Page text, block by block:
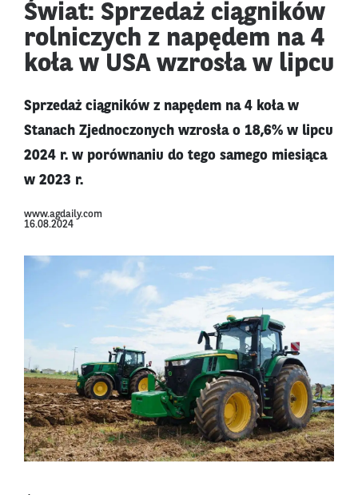
Świat: Sprzedaż ciągników
rolniczych z napędem na 4
koła w USA wzrosła w lipcu
Sprzedaż ciągników z napędem na 4 koła w
Stanach Zjednoczonych wzrosła o 18,6% w lipcu
2024 r. w porównaniu do tego samego miesiąca
w 2023 r.
www.agdaily.com
16.08.2024